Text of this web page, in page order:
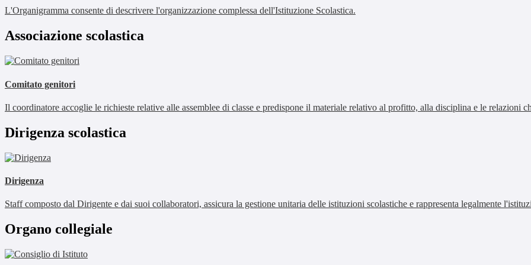
L'Organigramma consente di descrivere l'organizzazione complessa dell'Istituzione Scolastica.
Associazione scolastica
Comitato genitori
Il coordinatore accoglie le richieste relative alle assemblee di classe e predispone il materiale relativo al profitto, alla disciplina e le
Dirigenza scolastica
Dirigenza
Staff composto dal Dirigente e dai suoi collaboratori, assicura la gestione unitaria delle istituzioni scolastiche e rappresenta legalmente
Organo collegiale